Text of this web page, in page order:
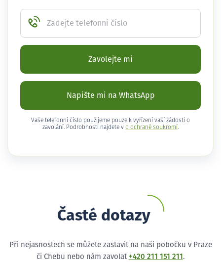
Zadejte telefonní číslo
Zavolejte mi
Napište mi na WhatsApp
Vaše telefonní číslo použijeme pouze k vyřízení vaší žádosti o
zavolání. Podrobnosti najdete v o ochraně soukromí .
Časté dotazy
Při nejasnostech se můžete zastavit na naši pobočku v Praze
či Chebu nebo nám zavolat +420 211 151 211 .